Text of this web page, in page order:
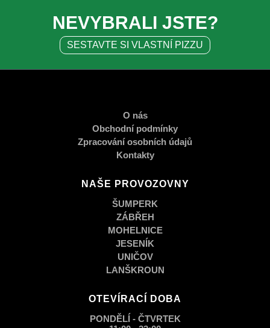
NEVYBRALI JSTE?
SESTAVTE SI VLASTNÍ PIZZU
O nás
Obchodní podmínky
Zpracování osobních údajů
Kontakty
NAŠE PROVOZOVNY
ŠUMPERK
ZÁBŘEH
MOHELNICE
JESENÍK
UNIČOV
LANŠKROUN
OTEVÍRACÍ DOBA
PONDĚLÍ - ČTVRTEK